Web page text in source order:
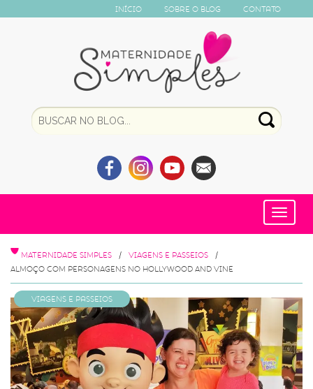
Início Sobre o Blog Contato
Toggle
MATERNIDADE SIMPLES
VIAGENS E PASSEIOS
ALMOÇO COM PERSONAGENS NO HOLLYWOOD AND VINE
Viagens e Passeios